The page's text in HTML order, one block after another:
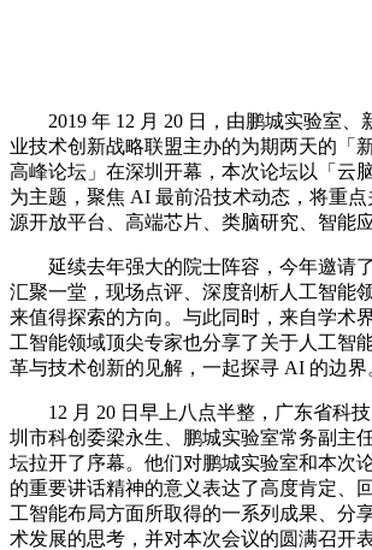
2019 年 12 月 20 日，由鹏城实验室、
业技术创新战略联盟主办的为期两天的「
高峰论坛」在深圳开幕，本次论坛以「云
为主题，聚焦 AI 最前沿技术动态，将重
源开放平台、高端芯片、类脑研究、智能
延续去年强大的院士阵容，今年邀请了
汇聚一堂，现场点评、深度剖析人工智能
来值得探索的方向。与此同时，来自学术
工智能领域顶尖专家也分享了关于人工智
革与技术创新的见解，一起探寻 AI 的边界
12 月 20 日早上八点半整，广东省科技
圳市科创委梁永生、鹏城实验室常务副主
坛拉开了序幕。他们对鹏城实验室和本次
的重要讲话精神的意义表达了高度肯定、
工智能布局方面所取得的一系列成果、分
术发展的思考，并对本次会议的圆满召开